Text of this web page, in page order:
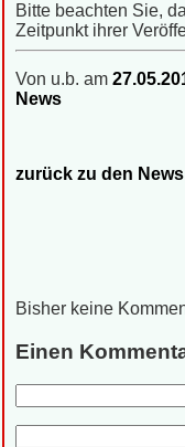
Bitte beachten Sie,
Zeitpunkt ihrer
Von u.b. am
News
zurück zu den News
Bisher keine
Einen